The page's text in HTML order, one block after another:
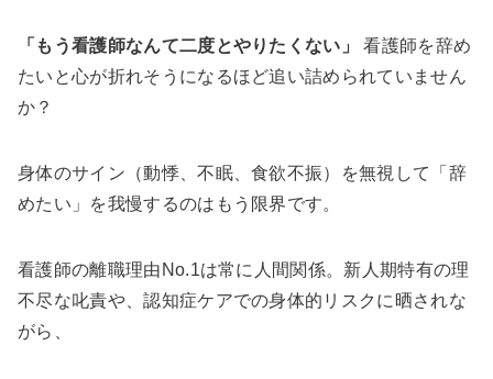
「もう看護師なんて二度とやりたくない」
看護師を辞め
たいと心が折れそうになるほど追い詰められていません
か？
身体のサイン（動悸、不眠、食欲不振）を無視して「辞
めたい」を我慢するのはもう限界です。
看護師の離職理由No.1は常に人間関係。新人期特有の理
不尽な叱責や、認知症ケアでの身体的リスクに晒されな
がら、